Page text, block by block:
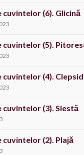
cuvintelor (6). Glicină
cuvintelor (5).
cuvintelor (4).
cuvintelor (3). Siestă
cuvintelor (2). Plajă